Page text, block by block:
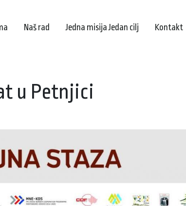
Naš rad Jedna misija Jedan cilj Kontakt
u Petnjici